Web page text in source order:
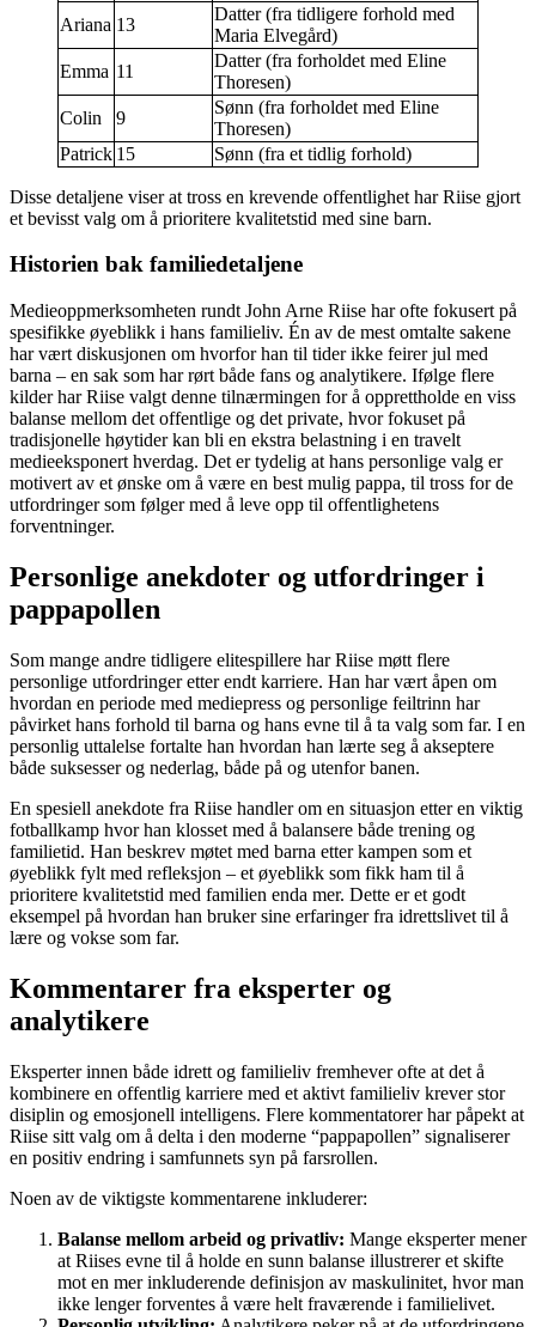
Ariana 13
Datter (fra tidligere forhold med
Maria Elvegård)
Emma 11
Datter (fra forholdet med Eline
Thoresen)
Colin
9
Sønn (fra forholdet med Eline
Thoresen)
Patrick 15 Sønn (fra et tidlig forhold)
Disse detaljene viser at tross en krevende offentlighet har Riise gjort
et bevisst valg om å prioritere kvalitetstid med sine barn.
Historien bak familiedetaljene
Medieoppmerksomheten rundt John Arne Riise har ofte fokusert på
spesifikke øyeblikk i hans familieliv. Én av de mest omtalte sakene
har vært diskusjonen om hvorfor han til tider ikke feirer jul med
barna – en sak som har rørt både fans og analytikere. Ifølge flere
kilder har Riise valgt denne tilnærmingen for å opprettholde en viss
balanse mellom det offentlige og det private, hvor fokuset på
tradisjonelle høytider kan bli en ekstra belastning i en travelt
medieeksponert hverdag. Det er tydelig at hans personlige valg er
motivert av et ønske om å være en best mulig pappa, til tross for de
utfordringer som følger med å leve opp til offentlighetens
forventninger.
Personlige anekdoter og utfordringer i
pappapollen
Som mange andre tidligere elitespillere har Riise møtt flere
personlige utfordringer etter endt karriere. Han har vært åpen om
hvordan en periode med mediepress og personlige feiltrinn har
påvirket hans forhold til barna og hans evne til å ta valg som far. I en
personlig uttalelse fortalte han hvordan han lærte seg å akseptere
både suksesser og nederlag, både på og utenfor banen.
En spesiell anekdote fra Riise handler om en situasjon etter en viktig
fotballkamp hvor han klosset med å balansere både trening og
familietid. Han beskrev møtet med barna etter kampen som et
øyeblikk fylt med refleksjon – et øyeblikk som fikk ham til å
prioritere kvalitetstid med familien enda mer. Dette er et godt
eksempel på hvordan han bruker sine erfaringer fra idrettslivet til å
lære og vokse som far.
Kommentarer fra eksperter og
analytikere
Eksperter innen både idrett og familieliv fremhever ofte at det å
kombinere en offentlig karriere med et aktivt familieliv krever stor
disiplin og emosjonell intelligens. Flere kommentatorer har påpekt at
Riise sitt valg om å delta i den moderne “pappapollen” signaliserer
en positiv endring i samfunnets syn på farsrollen.
Noen av de viktigste kommentarene inkluderer:
Balanse mellom arbeid og privatliv: Mange eksperter mener
at Riises evne til å holde en sunn balanse illustrerer et skifte
mot en mer inkluderende definisjon av maskulinitet, hvor man
ikke lenger forventes å være helt fraværende i familielivet.